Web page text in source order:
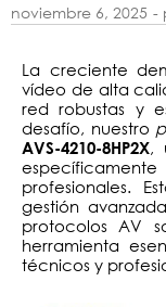
noviembre 6, 2025 -
La creciente
vídeo de alta
red robustas y
desafío, nuestro
AVS-4210-8HP2X,
profesionales.
gestión
protocolos AV
herramienta
técnicos y